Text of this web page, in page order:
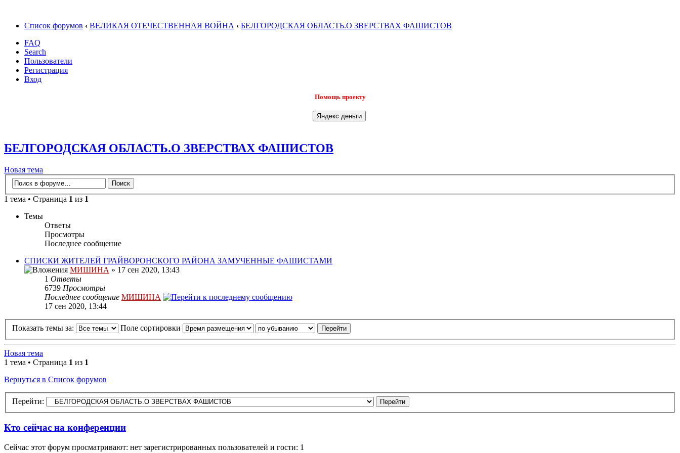
Список форумов ‹ ВЕЛИКАЯ ОТЕЧЕСТВЕННАЯ ВОЙНА ‹ БЕЛГОРОДСКАЯ ОБЛАСТЬ.О ЗВЕРСТВАХ ФАШИСТОВ
FAQ
Search
Пользователи
Регистрация
Вход
Помощь проекту
БЕЛГОРОДСКАЯ ОБЛАСТЬ.О ЗВЕРСТВАХ ФАШИСТОВ
Новая тема
1 тема • Страница 1 из 1
Темы
Ответы
Просмотры
Последнее сообщение
СПИСКИ ЖИТЕЛЕЙ ГРАЙВОРОНСКОГО РАЙОНА ЗАМУЧЕННЫЕ ФАШИСТАМИ
МИШИНА » 17 сен 2020, 13:43
1 Ответы
6739 Просмотры
Последнее сообщение МИШИНА
17 сен 2020, 13:44
Показать темы за: Поле сортировки
Новая тема
1 тема • Страница 1 из 1
Вернуться в Список форумов
Перейти:
Кто сейчас на конференции
Сейчас этот форум просматривают: нет зарегистрированных пользователей и гости: 1